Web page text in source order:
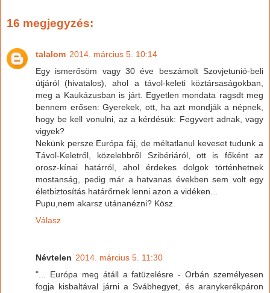
16 megjegyzés:
talalom 2014. március 5. 10:14
Egy ismerősöm vagy 30 éve beszámolt Szovjetunió-beli
útjáról (hivatalos), ahol a távol-keleti köztársaságokban,
meg a Kaukázusban is járt. Egyetlen mondata ragsdt meg
bennem erősen: Gyerekek, ott, ha azt mondják a népnek,
hogy be kell vonulni, az a kérdésük: Fegyvert adnak, vagy
vigyek?
Nekünk persze Európa fáj, de méltatlanul keveset tudunk a
Távol-Keletről, közelebbről Szibériáról, ott is főként az
orosz-kínai határról, ahol érdekes dolgok történhetnek
mostanság, pedig már a hatvanas években sem volt egy
életbiztosítás határőrnek lenni azon a vidéken...
Pupu,nem akarsz utánanézni? Kösz.
Válasz
Névtelen 2014. március 5. 11:30
"... Európa meg átáll a fatüzelésre - Orbán személyesen
fogja kisbaltával járni a Svábhegyet, és aranykerékpáron